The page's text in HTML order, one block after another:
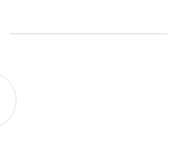
digital